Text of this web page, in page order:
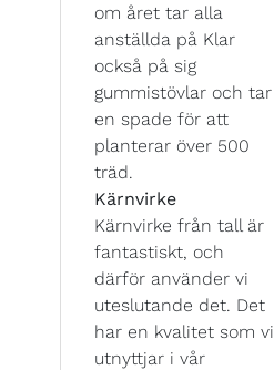
om året tar alla
anställda på Klar
också på sig
gummistövlar och tar
en spade för att
planterar över 500
träd.
Kärnvirke
Kärnvirke från tall är
fantastiskt, och
därför använder vi
uteslutande det. Det
har en kvalitet som vi
utnyttjar i vår